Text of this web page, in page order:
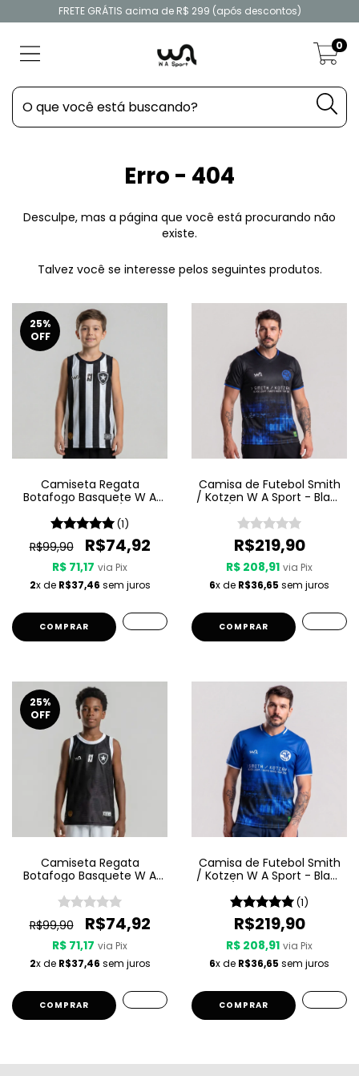
FRETE GRÁTIS acima de R$ 299 (após descontos)
0
Erro - 404
Desculpe, mas a página que você está procurando não
existe.
Talvez você se interesse pelos seguintes produtos.
25%
OFF
Camiseta Regata
Botafogo Basquete W A
Listrada - Infantil
(1)
R$99,90 R$74,92
R$ 71,17 via Pix
2x de R$37,46 sem juros
COMPRAR
Camisa de Futebol Smith
/ Kotzen W A Sport - Black
R$219,90
R$ 208,91 via Pix
6x de R$36,65 sem juros
COMPRAR
25%
OFF
Camiseta Regata
Botafogo Basquete W A
- Infantil
R$99,90
R$74,92
R$ 71,17 via Pix
2x de R$37,46 sem juros
COMPRAR
Camisa de Futebol Smith
/ Kotzen W A Sport - Black
(1)
R$219,90
R$ 208,91 via Pix
6x de R$36,65 sem juros
COMPRAR